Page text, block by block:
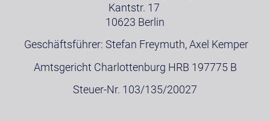
Kantstr. 17
10623 Berlin
Geschäftsführer: Stefan Freymuth, Axel Kemper
Amtsgericht Charlottenburg HRB 197775 B
Steuer-Nr. 103/135/20027